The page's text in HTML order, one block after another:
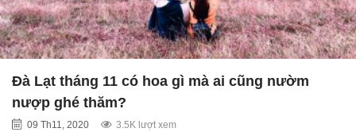
Đà Lạt tháng 11 có hoa gì mà ai cũng nườm
nượp ghé thăm?
09 Th11, 2020 3.5K lượt xem